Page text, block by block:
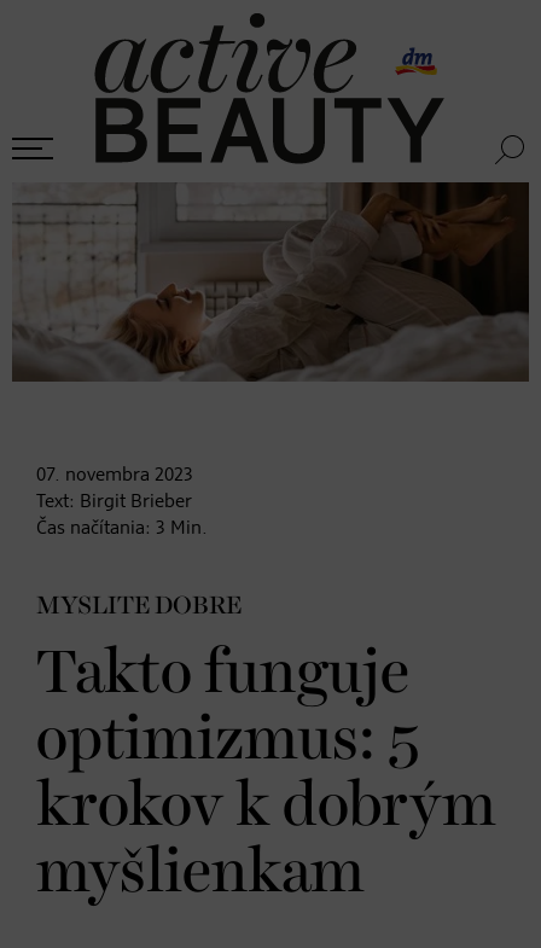
07. novembra 2023
Text: Birgit Brieber
Čas načítania: 3 Min.
MYSLITE DOBRE
Takto funguje
optimizmus: 5
krokov k dobrým
myšlienkam